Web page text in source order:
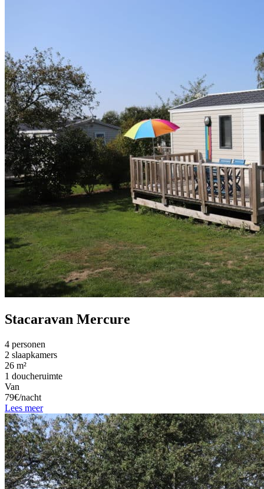
Stacaravan Mercure
4 personen
2 slaapkamers
26 m²
1 doucheruimte
Van
79€/nacht
Lees meer